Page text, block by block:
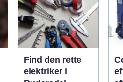
Find den rette
elektriker i